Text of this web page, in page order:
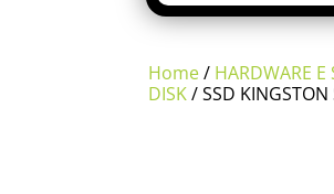
Home/ HARDWARE E
DISK/ SSD KINGSTON